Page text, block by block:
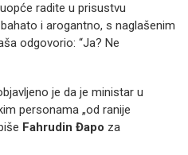
radite u prisustvu
i arogantno, s naglašenim
odgovorio: “Ja? Ne
je da je ministar u
personama „od ranije
Fahrudin Đapo za